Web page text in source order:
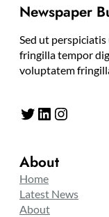
Newspaper
Sed ut
fringilla tempor
voluptatem
Twitter LinkedIn Instagram
About
Home
Latest News
About